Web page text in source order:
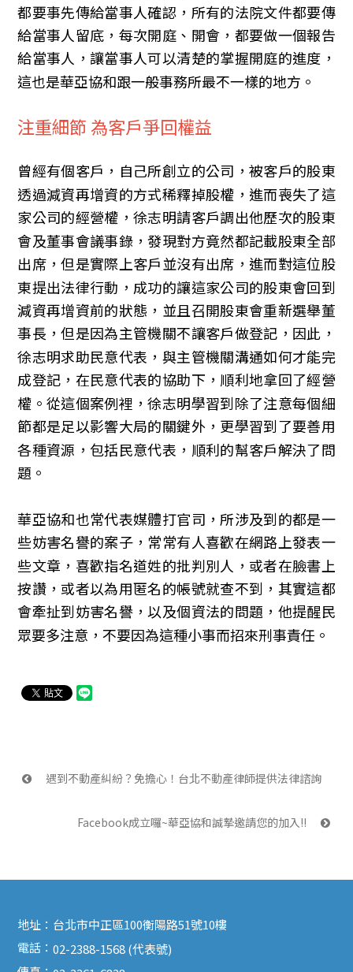
都要事先傳給當事人確認，所有的法院文件都要傳
給當事人留底，每次開庭、開會，都要做一個報告
給當事人，讓當事人可以清楚的掌握開庭的進度，
這也是華亞協和跟一般事務所最不一樣的地方。
注重細節 為客戶爭回權益
曾經有個客戶，自己所創立的公司，被客戶的股東
透過減資再增資的方式稀釋掉股權，進而喪失了這
家公司的經營權，徐志明請客戶調出他歷次的股東
會及董事會議事錄，發現對方竟然都記載股東全部
出席，但是實際上客戶並沒有出席，進而對這位股
東提出法律行動，成功的讓這家公司的股東會回到
減資再增資前的狀態，並且召開股東會重新選舉董
事長，但是因為主管機關不讓客戶做登記，因此，
徐志明求助民意代表，與主管機關溝通如何才能完
成登記，在民意代表的協助下，順利地拿回了經營
權。從這個案例裡，徐志明學習到除了注意每個細
節都是足以影響大局的關鍵外，更學習到了要善用
各種資源，包括民意代表，順利的幫客戶解決了問
題。
華亞協和也常代表媒體打官司，所涉及到的都是一
些妨害名譽的案子，常常有人喜歡在網路上發表一
些文章，喜歡指名道姓的批判別人，或者在臉書上
按讚，或者以為用匿名的帳號就查不到，其實這都
會牽扯到妨害名譽，以及個資法的問題，他提醒民
眾要多注意，不要因為這種小事而招來刑事責任。
遇到不動產糾紛？免擔心！台北不動產律師提供法律諮詢
Facebook成立囉~華亞協和誠摯邀請您的加入!!
地址： 台北市中正區100衡陽路51號10樓
電話：02-2388-1568 (代表號)